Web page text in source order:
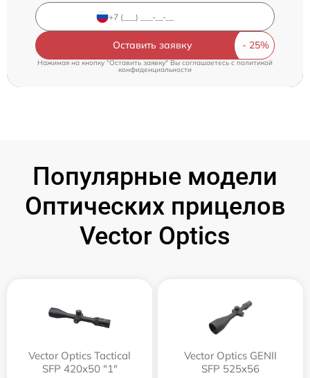
Оставить заявку
Нажимая на кнопку "Оставить заявку" Вы соглашаетесь c политикой
конфиденциальности
Популярные модели
Оптических прицелов
Vector Optics
Vector Optics Tactical
SFP 420x50 "1"
Vector Optics GENII
SFP 525x56